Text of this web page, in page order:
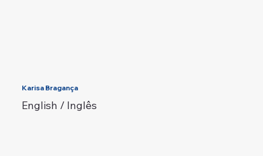
Karisa Bragança
English / Inglês